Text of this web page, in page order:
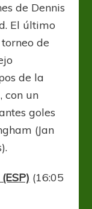
de Dennis
El último
de
de la
con un
goles
(Jan
(16:05